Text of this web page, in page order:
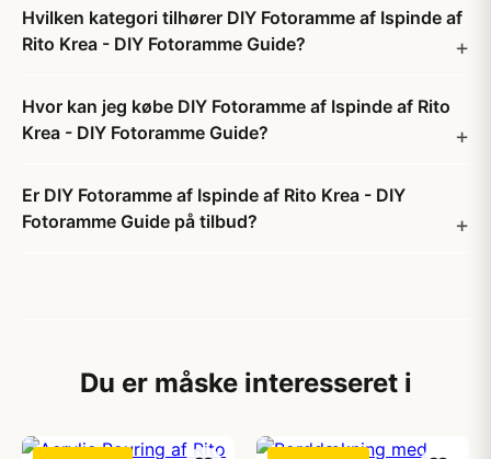
Hvilken kategori tilhører DIY Fotoramme af Ispinde af
Rito Krea - DIY Fotoramme Guide?
Hvor kan jeg købe DIY Fotoramme af Ispinde af Rito
Krea - DIY Fotoramme Guide?
Er DIY Fotoramme af Ispinde af Rito Krea - DIY
Fotoramme Guide på tilbud?
Du er måske interesseret i